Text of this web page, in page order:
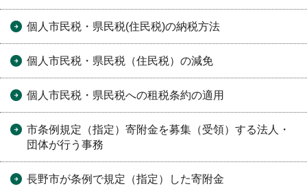
個人市民税・県民税(住民税)の納税方法
個人市民税・県民税（住民税）の減免
個人市民税・県民税への租税条約の適用
市条例規定（指定）寄附金を募集（受領）する法人・
団体が行う事務
長野市が条例で規定（指定）した寄附金